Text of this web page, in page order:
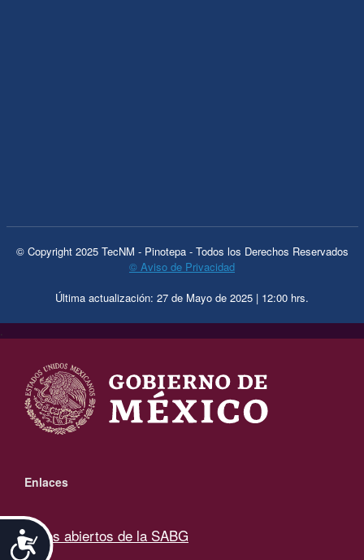
Accesibilidad
© Copyright 2025 TecNM - Pinotepa - Todos los Derechos Reservados
© Aviso de Privacidad
Última actualización: 27 de Mayo de 2025 | 12:00 hrs.
.
Enlaces
Datos abiertos de la SABG